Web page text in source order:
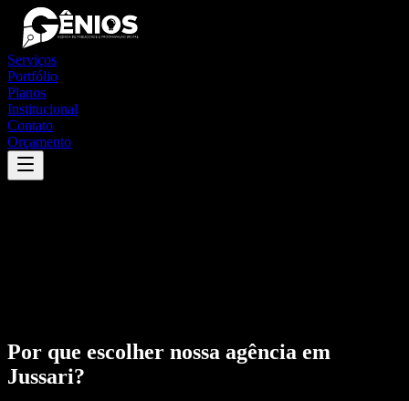
Serviços
Portfólio
Planos
Institucional
Contato
Orçamento
Por que escolher nossa agência em
Jussari?